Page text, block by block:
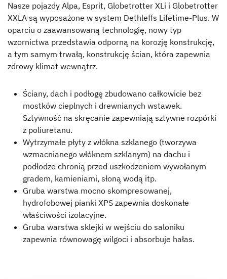
Odpowiedzialność
Dealerzy
Nasze pojazdy Alpa, Esprit, Globetrotter XLi i Globetrotter
XXLA są wyposażone w system Dethleffs Lifetime-Plus. W
oparciu o zaawansowaną technologię, nowy typ
wzornictwa przedstawia odporną na korozję konstrukcję,
a tym samym trwałą, konstrukcję ścian, która zapewnia
zdrowy klimat wewnątrz.
Ściany, dach i podłogę zbudowano całkowicie bez
mostków cieplnych i drewnianych wstawek.
Sztywność na skręcanie zapewniają sztywne rozpórki
z poliuretanu.
Wytrzymałe płyty z włókna szklanego (tworzywa
wzmacnianego włóknem szklanym) na dachu i
podłodze chronią przed uszkodzeniem wywołanym
gradem, kamieniami, słoną wodą itp.
Gruba warstwa mocno skompresowanej,
hydrofobowej pianki XPS zapewnia doskonałe
właściwości izolacyjne.
Gruba warstwa sklejki w wejściu do saloniku
zapewnia równowagę wilgoci i absorbuje hałas.